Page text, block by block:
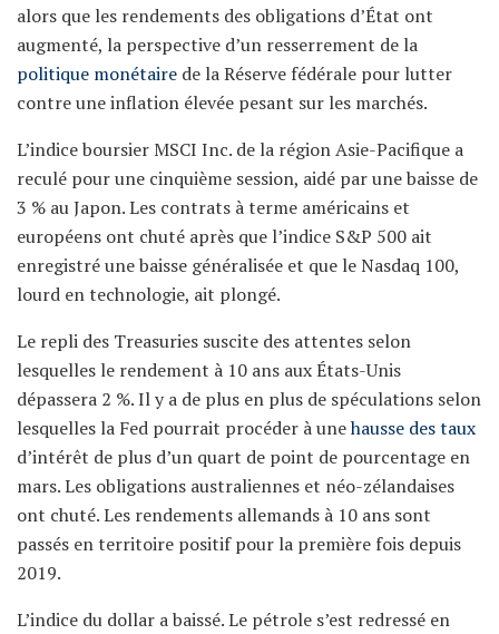
alors que les rendements des obligations d’État ont
augmenté, la perspective d’un resserrement de la
politique monétaire de la Réserve fédérale pour lutter
contre une inflation élevée pesant sur les marchés.
L’indice boursier MSCI Inc. de la région Asie-Pacifique a
reculé pour une cinquième session, aidé par une baisse de
3 % au Japon. Les contrats à terme américains et
européens ont chuté après que l’indice S&P 500 ait
enregistré une baisse généralisée et que le Nasdaq 100,
lourd en technologie, ait plongé.
Le repli des Treasuries suscite des attentes selon
lesquelles le rendement à 10 ans aux États-Unis
dépassera 2 %. Il y a de plus en plus de spéculations selon
lesquelles la Fed pourrait procéder à unehausse des taux
d’intérêt de plus d’un quart de point de pourcentage en
mars. Les obligations australiennes et néo-zélandaises
ont chuté. Les rendements allemands à 10 ans sont
passés en territoire positif pour la première fois depuis
2019.
L’indice du dollar a baissé. Le pétrole s’est redressé en